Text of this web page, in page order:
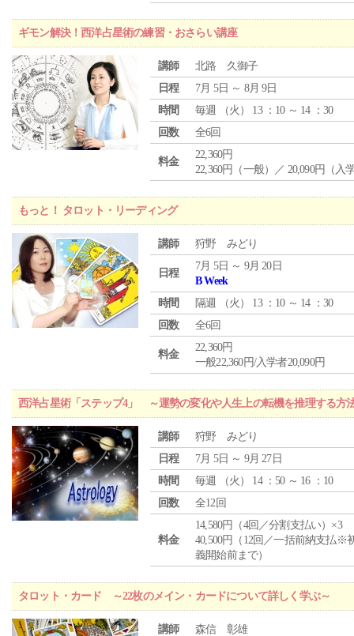
ギモン解決！西洋占星術の練習・おさらい講座
講師
北路 久御子
日程
7月 5日 ～ 8月 9日
時間
毎週 （火 ） 13 ：10 ～ 14 ：30
回数
全6回
料金
22,360円
22,360円（一般）／ 20,090円（入
もっと！ タロット・リーディング
講師 狩野 みどり
日程
7月 5日 ～ 9月 20日
B Week
時間
隔週 （火 ） 13 ：10 ～ 14 ：30
回数
全6回
料金
22,360円
一般22,360円/入学者20,090円
西洋占星術「ステップ4」 ～運勢の変化や人生上の転機を推理する方
講師
狩野 みどり
日程
7月 5日 ～ 9月 27日
時間
毎週 （火 ） 14 ：50 ～ 16 ：10
回数
全12回
料金
14,580円（4回／分割支払い）×3
40,500円（12回／一括前納支払※
義開始前まで）
タロット・カード ～22枚のメイン・カードについて詳しく学ぶ～
講師
森信 彰雄